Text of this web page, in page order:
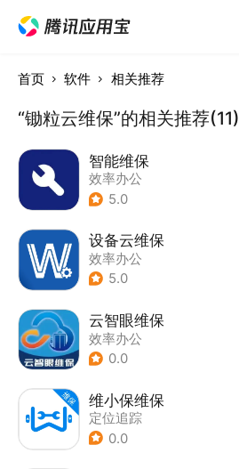
首页 软件 相关推荐
“锄粒云维保”的相关推荐(11)
智能维保
效率办公
5.0
设备云维保
效率办公
5.0
云智眼维保
效率办公
0.0
维小保维保
定位追踪
0.0